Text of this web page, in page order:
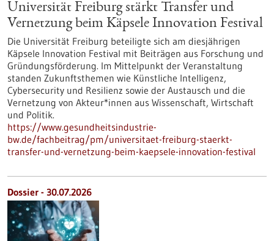
Universität Freiburg stärkt Transfer und
Vernetzung beim Käpsele Innovation Festival
Die Universität Freiburg beteiligte sich am diesjährigen
Käpsele Innovation Festival mit Beiträgen aus Forschung und
Gründungsförderung. Im Mittelpunkt der Veranstaltung
standen Zukunftsthemen wie Künstliche Intelligenz,
Cybersecurity und Resilienz sowie der Austausch und die
Vernetzung von Akteur*innen aus Wissenschaft, Wirtschaft
und Politik.
https://www.gesundheitsindustrie-
bw.de/fachbeitrag/pm/universitaet-freiburg-staerkt-
transfer-und-vernetzung-beim-kaepsele-innovation-festival
Dossier - 30.07.2026